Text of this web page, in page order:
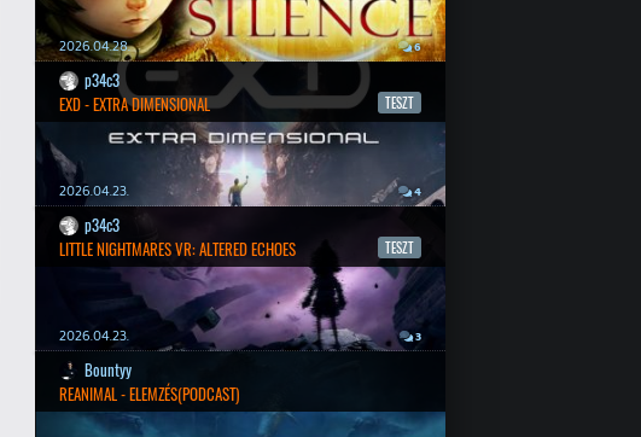
2026.04.28. 6
p34c3
EXD - EXTRA DIMENSIONAL
TESZT
2026.04.23. 4
p34c3
LITTLE NIGHTMARES VR: ALTERED ECHOES
TESZT
2026.04.23. 3
Bountyy
REANIMAL - ELEMZÉS(PODCAST)